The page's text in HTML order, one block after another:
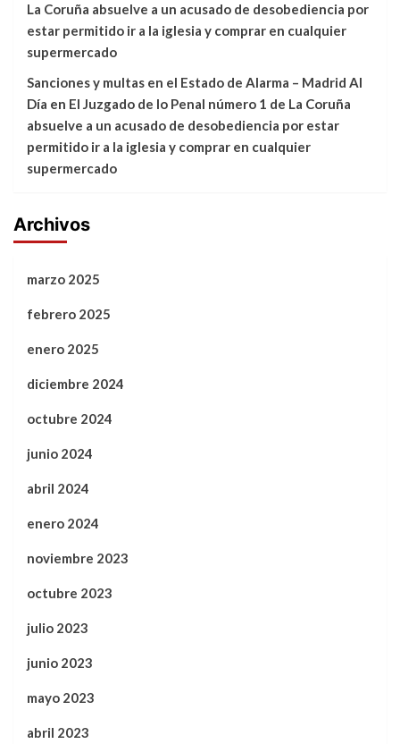
La Coruña absuelve a un acusado de desobediencia por
estar permitido ir a la iglesia y comprar en cualquier
supermercado
Sanciones y multas en el Estado de Alarma – Madrid Al
Día en El Juzgado de lo Penal número 1 de La Coruña
absuelve a un acusado de desobediencia por estar
permitido ir a la iglesia y comprar en cualquier
supermercado
Archivos
marzo 2025
febrero 2025
enero 2025
diciembre 2024
octubre 2024
junio 2024
abril 2024
enero 2024
noviembre 2023
octubre 2023
julio 2023
junio 2023
mayo 2023
abril 2023